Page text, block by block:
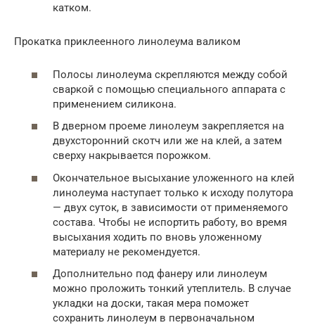
катком.
Прокатка приклеенного линолеума валиком
Полосы линолеума скрепляются между собой
сваркой с помощью специального аппарата с
применением силикона.
В дверном проеме линолеум закрепляется на
двухсторонний скотч или же на клей, а затем
сверху накрывается порожком.
Окончательное высыхание уложенного на клей
линолеума наступает только к исходу полутора
— двух суток, в зависимости от применяемого
состава. Чтобы не испортить работу, во время
высыхания ходить по вновь уложенному
материалу не рекомендуется.
Дополнительно под фанеру или линолеум
можно проложить тонкий утеплитель. В случае
укладки на доски, такая мера поможет
сохранить линолеум в первоначальном